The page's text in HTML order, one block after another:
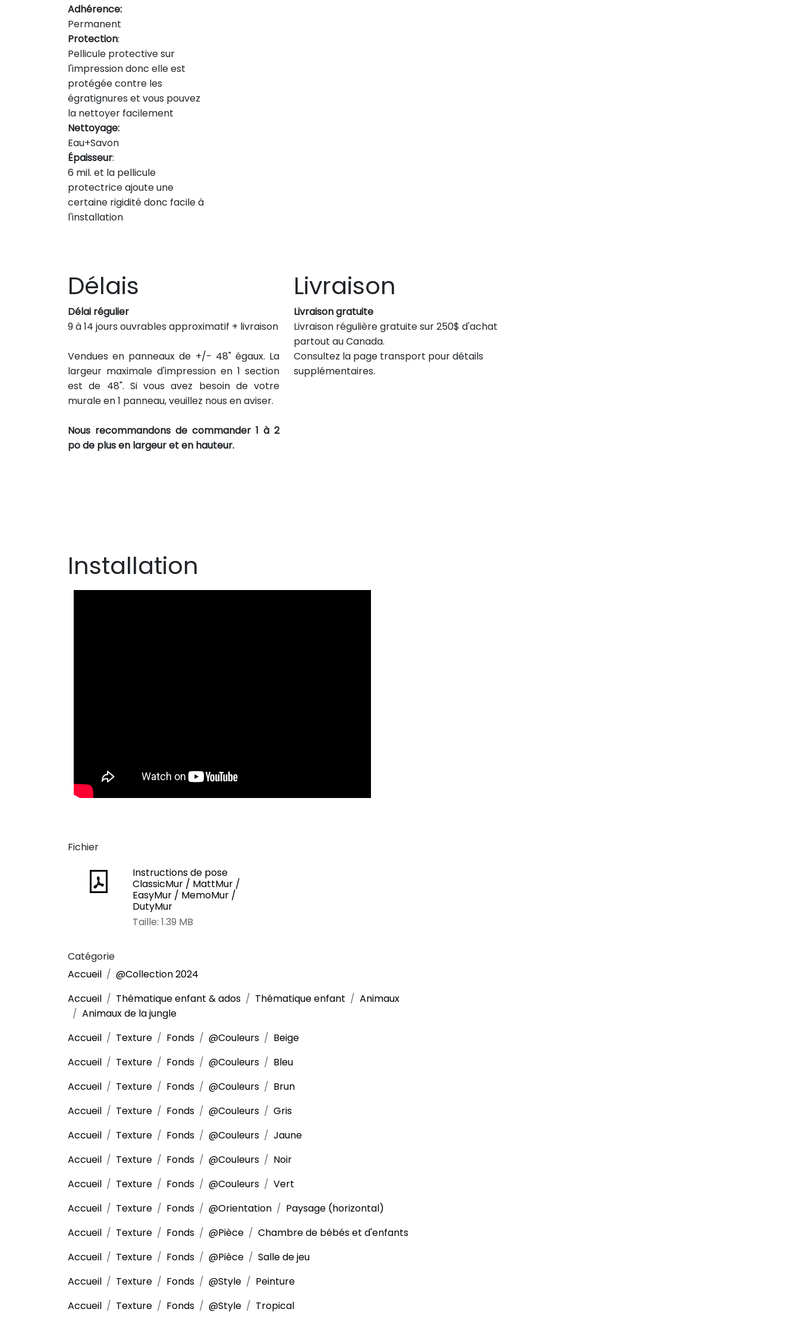
Adhérence:
Permanent
Protection:
Pellicule protective sur
l'impression donc elle est
protégée contre les
égratignures et vous pouvez
la nettoyer facilement
Nettoyage:
Eau+Savon
Épaisseur:
6 mil. et la pellicule
protectrice ajoute une
certaine rigidité donc facile à
l'installation
Délais
Délai régulier
9 à 14 jours ouvrables approximatif + livraison
Vendues en panneaux de +/- 48" égaux. La
largeur maximale d'impression en 1 section
est de 48". Si vous avez besoin de votre
murale en 1 panneau, veuillez nous en aviser.
Nous recommandons de commander 1 à 2
po de plus en largeur et en hauteur.
Livraison
Livraison gratuite
Livraison régulière gratuite sur 250$ d'achat
partout au Canada.
Consultez la page transport pour détails
supplémentaires.
Installation
Fichier
Instructions de pose
ClassicMur / MattMur /
EasyMur / MemoMur /
DutyMur
Taille: 1.39 MB
Catégorie
Accueil
@Collection 2024
Accueil
Thématique enfant & ados Thématique enfant
Animaux
Animaux de la jungle
Accueil
Texture Fonds @Couleurs
Beige
Accueil
Texture Fonds @Couleurs
Bleu
Accueil
Texture Fonds @Couleurs
Brun
Accueil
Texture Fonds @Couleurs
Gris
Accueil
Texture Fonds @Couleurs
Jaune
Accueil
Texture Fonds @Couleurs
Noir
Accueil
Texture Fonds @Couleurs
Vert
Accueil
Texture Fonds @Orientation
Paysage (horizontal)
Accueil
Texture Fonds @Pièce
Chambre de bébés et d'enfants
Accueil
Texture Fonds @Pièce
Salle de jeu
Accueil
Texture Fonds @Style
Peinture
Accueil
Texture Fonds @Style Tropical